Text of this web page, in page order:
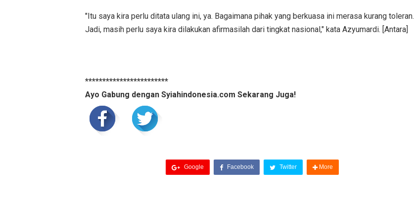
"Itu saya kira perlu ditata ulang ini, ya. Bagaimana pihak yang berkuasa ini merasa kurang toleran.
Jadi, masih perlu saya kira dilakukan afirmasilah dari tingkat nasional," kata Azyumardi. [Antara]
************************
Ayo Gabung dengan Syiahindonesia.com Sekarang Juga!
Google Facebook Twitter More